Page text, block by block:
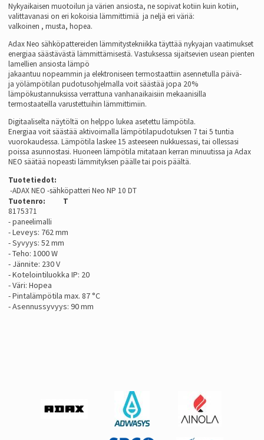
Nykyaikaisen muotoilun ja värien ansiosta, ne sopivat kotiin kuin kotiin,
valittavanasi on eri kokoisia lämmittimiä ja neljä eri väriä:
valkoinen , musta, hopea.
Adax Neo sähköpattereiden lämmitystekniikka täyttää nykyajan vaatimukset
energiaa säästävästä lämmittämisestä. Vastuksessa sijaitsevien usean pienten
lamellien ansiosta lämpö
jakaantuu nopeammin ja elektroniseen termostaattiin asennetulla päivä-
ja yölämpötilan pudotusohjelmalla voit säästää jopa 20%
lämpökustannuksissa verrattuna vanhanaikaisiin mekaanisilla
termostaateilla varustettuihin lämmittimiin.
Digitaaliselta näytöltä on helppo lukea asetettu lämpötila.
Energiaa voit säästää aktivoimalla lämpötilapudotuksen 7 tai 5 tuntia
vuorokaudessa. Lämpötila laskee 15 asteeseen nukkuessasi, tai ollessasi
poissa asunnostasi. Huoneen lämpötila mitataan kerran minuutissa ja Adax
NEO säätää nopeasti lämmityksen päälle tai pois päältä.
Tuotetiedot:
-ADAX NEO -sähköpatteri Neo NP 10 DT
Tuotenro: T
8175371
- paneelimalli
- Leveys: 762 mm
- Syvyys: 52 mm
- Teho: 1000 W
- Jännite: 230 V
- Kotelointiluokka IP: 20
- Väri: Hopea
- Pintalämpötila max. 87 °C
- Asennussyvyys: 90 mm